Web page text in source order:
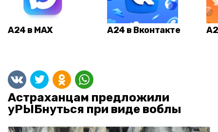
А24 в MAX А24 в Вконтакте
Астраханцам предложили
уРЫБнуться при виде воблы